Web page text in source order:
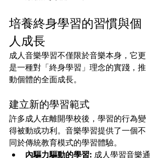
培養終身學習的習慣與個
人成長
成人音樂學習不僅限於音樂本身，它更
是一種對「終身學習」理念的實踐，推
動個體的全面成長。
建立新的學習範式
許多成人在離開學校後，學習的行為變
得被動或功利。音樂學習提供了一個不
同於傳統教育模式的學習體驗。
內驅力驅動的學習: 成人學習音樂通